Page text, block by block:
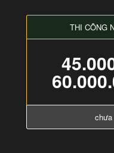
THI CÔNG
chưa